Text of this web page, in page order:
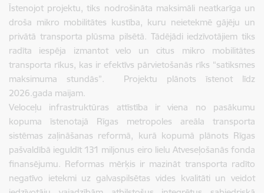
Īstenojot projektu, tiks nodrošināta maksimāli neatkarīga un
droša mikro mobilitātes kustība, kuru neietekmē gājēju un
privātā transporta plūsma pilsētā. Tādējādi iedzīvotājiem tiks
radīta iespēja izmantot velo un citus mikro mobilitātes
transporta rīkus, kas ir efektīvs pārvietošanās rīks “satiksmes
maksimuma stundās”. Projektu plānots īstenot līdz
2026.gada maijam.
Veloceļu infrastruktūras attīstība ir viena no pasākumu
kopuma īstenotajā Rīgas metropoles areāla transporta
sistēmas zaļināšanas reformā, kurā kopumā plānots Rīgas
pašvaldībā ieguldīt 131 miljonus eiro lielu Atveseļošanās fonda
finansējumu. Reformas mērķis ir mazināt transporta radīto
negatīvo ietekmi uz galvaspilsētas vides kvalitāti un veidot